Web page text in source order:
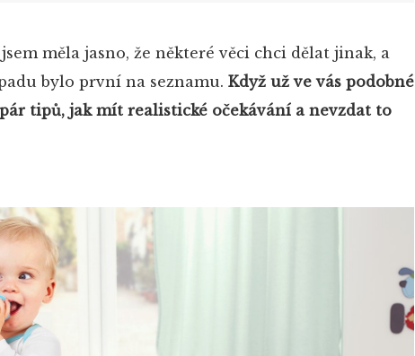
měla jasno, že některé věci chci dělat jinak, a
bylo první na seznamu. Když už ve vás podobné
tipů, jak mít realistické očekávání a nevzdat to